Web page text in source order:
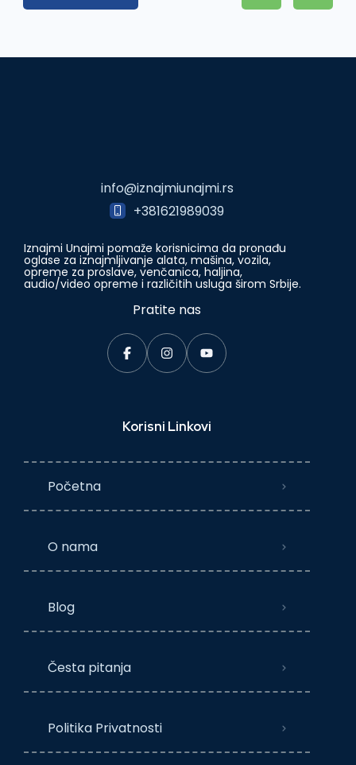
info@iznajmiunajmi.rs
+381621989039
Iznajmi Unajmi pomaže korisnicima da pronađu
oglase za iznajmljivanje alata, mašina, vozila,
opreme za proslave, venčanica, haljina,
audio/video opreme i različitih usluga širom Srbije.
Pratite nas
Korisni Linkovi
Početna
O nama
Blog
Česta pitanja
Politika Privatnosti